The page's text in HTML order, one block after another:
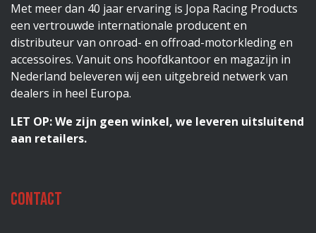
Met meer dan 40 jaar ervaring is Jopa Racing Products
een vertrouwde internationale producent en
distributeur van onroad- en offroad-motorkleding en
accessoires. Vanuit ons hoofdkantoor en magazijn in
Nederland beleveren wij een uitgebreid netwerk van
dealers in heel Europa.
LET OP: We zijn geen winkel, we leveren uitsluitend
aan retailers.
Contact